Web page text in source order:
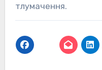
тлумачення.